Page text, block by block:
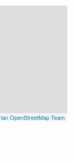
OpenStreetMap Team